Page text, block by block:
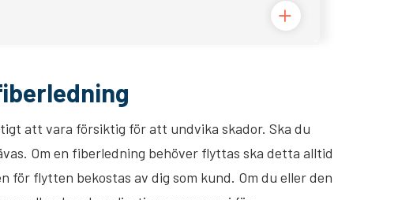
att vara försiktig för att undvika skador. Ska du
Om en fiberledning behöver flyttas ska detta alltid
för flytten bekostas av dig som kund. Om du eller den